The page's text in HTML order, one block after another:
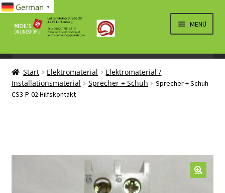
Navigation
Inhalt
MENÜ
SPIELWAREN/BAUSÄTZE
ÖFFNEN
ELEKTRO
ÖFFNEN
LÜFTUNG, HEIZUNG, KLIMA
ÖFFNEN
Start Elektromaterial
Elektromaterial /
Installationsmaterial
Sprecher + Schuh
Sprecher + Schuh
CS3-P-02 Hilfskontakt
German ▼